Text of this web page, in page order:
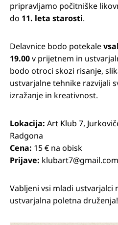
pripravljamo počitniške
do 11. leta starosti.
Delavnice bodo potekale
19.00v prijetnem in
bodo otroci skozi risanje,
ustvarjalne tehnike razvijali
izražanje in kreativnost.
Lokacija: Art Klub 7,
Radgona
Cena: 15 € na obisk
Prijave: klubart7@gmail.com
Vabljeni vsi mladi ustvarjalci
ustvarjalna poletna druženja!